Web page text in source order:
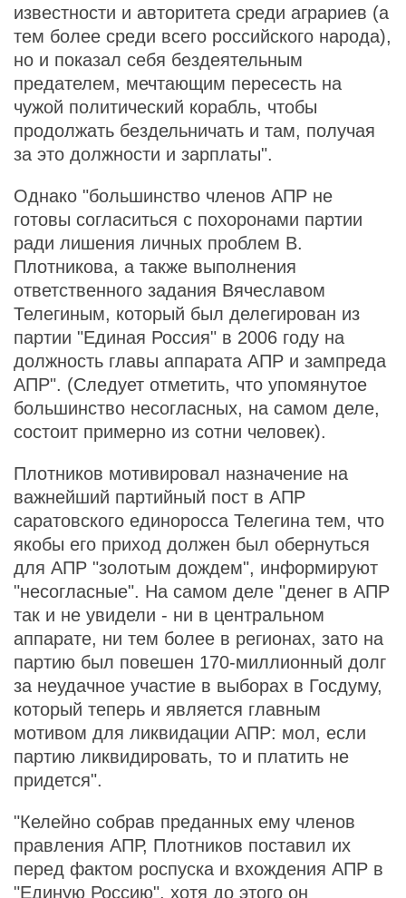
известности и авторитета среди аграриев (а
тем более среди всего российского народа),
но и показал себя бездеятельным
предателем, мечтающим пересесть на
чужой политический корабль, чтобы
продолжать бездельничать и там, получая
за это должности и зарплаты".
Однако "большинство членов АПР не
готовы согласиться с похоронами партии
ради лишения личных проблем В.
Плотникова, а также выполнения
ответственного задания Вячеславом
Телегиным, который был делегирован из
партии "Единая Россия" в 2006 году на
должность главы аппарата АПР и зампреда
АПР". (Следует отметить, что упомянутое
большинство несогласных, на самом деле,
состоит примерно из сотни человек).
Плотников мотивировал назначение на
важнейший партийный пост в АПР
саратовского единоросса Телегина тем, что
якобы его приход должен был обернуться
для АПР "золотым дождем", информируют
"несогласные". На самом деле "денег в АПР
так и не увидели - ни в центральном
аппарате, ни тем более в регионах, зато на
партию был повешен 170-миллионный долг
за неудачное участие в выборах в Госдуму,
который теперь и является главным
мотивом для ликвидации АПР: мол, если
партию ликвидировать, то и платить не
придется".
"Келейно собрав преданных ему членов
правления АПР, Плотников поставил их
перед фактом роспуска и вхождения АПР в
"Единую Россию", хотя до этого он